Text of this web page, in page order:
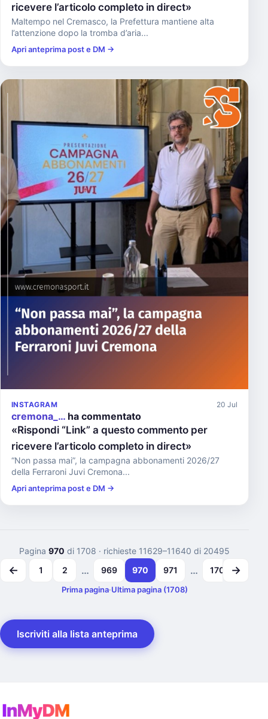
ricevere l’articolo completo in direct»
Maltempo nel Cremasco, la Prefettura mantiene alta
l’attenzione dopo la tromba d’aria...
Apri anteprima post e DM →
INSTAGRAM 20 Jul
cremona_… ha commentato
«Rispondi “Link” a questo commento per
ricevere l’articolo completo in direct»
“Non passa mai”, la campagna abbonamenti 2026/27
della Ferraroni Juvi Cremona...
Apri anteprima post e DM →
Pagina 970 di 1708 · richieste 11629–11640 di 20495
← 1 2 … 969 970 971 … 1707 →
Prima pagina·Ultima pagina (1708)
Iscriviti alla lista anteprima